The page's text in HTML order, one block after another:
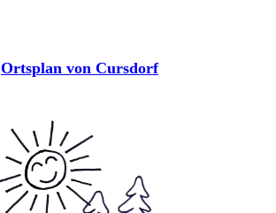
Ortsplan von Cursdorf